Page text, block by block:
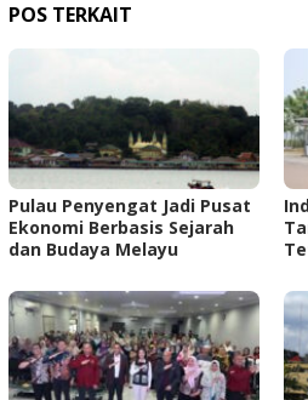
POS TERKAIT
Pulau Penyengat Jadi Pusat
Ekonomi Berbasis Sejarah
dan Budaya Melayu